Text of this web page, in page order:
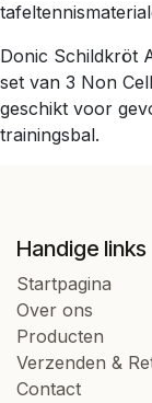
Donic Schildkröt
set van 3 Non
geschikt voor
trainingsbal.
Handige links
Startpagina
Over ons
Producten
Verzenden &
Contact